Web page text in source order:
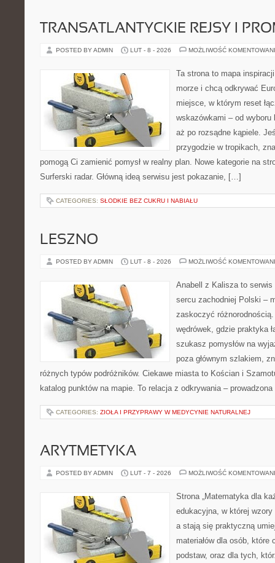
TRANSATLANTYCKIE REJSY I
POSTED BY ADMIN LUT - 8 - 2026 MOŻLIWOŚĆ
Ta strona to mapa
morze i chcą odkrywać
miejsce, w którym reset
wskazówkami – od wyboru
aż po rozsądne kąpiele.
przygodzie w tropikach,
pomogą Ci zamienić pomysł w realny plan. Nowe kategorie na
Surferski radar. Główną ideą serwisu jest pokazanie, […]
CATEGORIES: SŁODKIE BEZ CUKRU I NABIAŁU
LESZNO
POSTED BY ADMIN LUT - 8 - 2026 MOŻLIWOŚĆ
Anabell z Kalisza to
sercu zachodniej Polski –
zaskoczyć
wędrówek, gdzie praktyka
szukasz pomysłów na
poza głównym szlakiem,
różnych typów podróżników. Ciekawe miasta to Kościan i
katalog punktów na mapie. To relacja z odkrywania –
CATEGORIES: ZIOŁA I PRZYPRAWY W MEDYCYNIE NATURALNEJ
ARYTMETYKA
POSTED BY ADMIN LUT - 7 - 2026 MOŻLIWOŚĆ
Strona „Matematyka dla
edukacyjna, w której
a stają się praktyczną
materiałów dla osób,
podstaw, oraz dla tych,